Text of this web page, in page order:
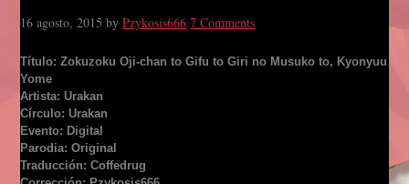
16 agosto, 2015 byPzykosis666 7 Comments
Título: Zokuzoku Oji-chan to Gifu to Giri no Musuko to, Kyonyuu
Yome
Artista: Urakan
Círculo: Urakan
Evento: Digital
Parodia: Original
Traducción: Coffedrug